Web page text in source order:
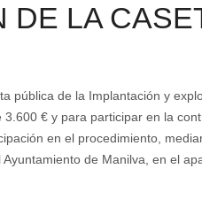
DE LA
pública de la Implantación y
€ y para participar en la
en el procedimiento,
de Manilva, en el